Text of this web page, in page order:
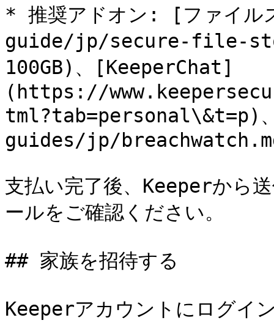
* 推奨アドオン: [ファイ
guide/jp/secure-file-
100GB)、[KeeperChat]
(https://
tml?tab=personal\&t=p)
guides/jp/
支払い完了後、Keeperから
ールをご確認ください。
## 家族を招待する
Keeperアカウントにログイ